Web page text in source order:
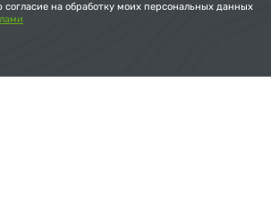
на обработку моих персональных данных